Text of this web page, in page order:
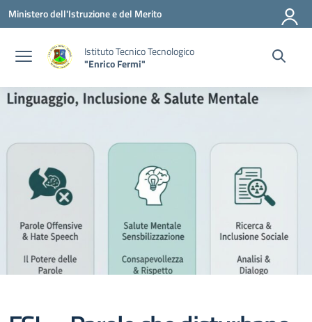
Vai ai contenuti
Vai al menu di navigazione
Vai al footer
Ministero dell'Istruzione e del Merito
Istituto Tecnico Tecnologico
"Enrico Fermi"